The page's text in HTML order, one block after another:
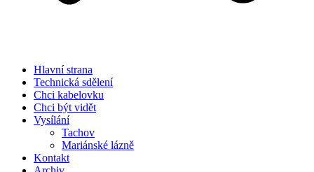
Hlavní strana
Technická sdělení
Chci kabelovku
Chci být vidět
Vysílání
Tachov
Mariánské lázně
Kontakt